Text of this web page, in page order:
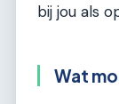
bij jou als
Wat